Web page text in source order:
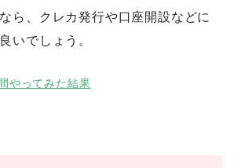
ら、クレカ発行や口座開設などに
いでしょう。
やってみた結果